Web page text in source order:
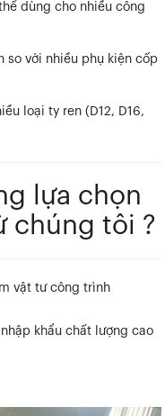
dùng cho nhiều công
so với nhiều phụ kiện cốp
loại ty ren (D12, D16,
lựa chọn
chúng tôi ?
vật tư công trình
khẩu chất lượng cao